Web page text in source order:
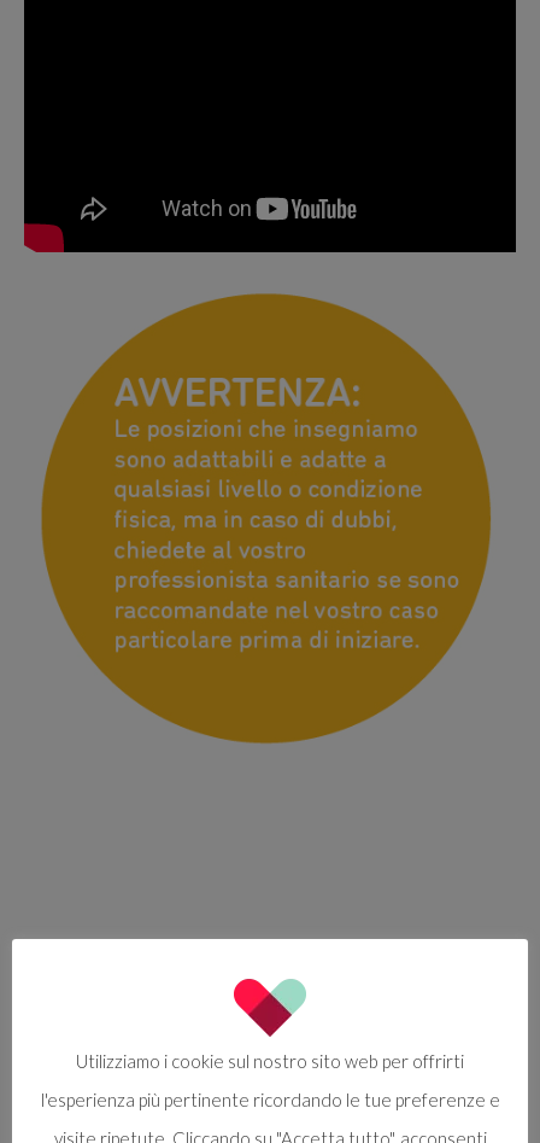
Utilizziamo i cookie sul nostro sito web per offrirti
l'esperienza più pertinente ricordando le tue preferenze e
visite ripetute. Cliccando su "Accetta tutto", acconsenti